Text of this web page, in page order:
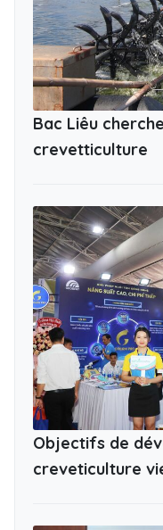
Bac Liêu
crevetticulture
Objectifs de
creveticulture